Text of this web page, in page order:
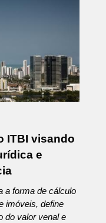
ITBI visando
e
a forma de cálculo
imóveis, define
do valor venal e